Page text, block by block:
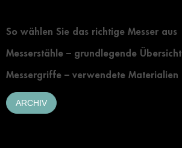
So wählen Sie das richtige Messer aus
Messerstähle – grundlegende Übersicht
Messergriffe – verwendete Materialien
ARCHIV